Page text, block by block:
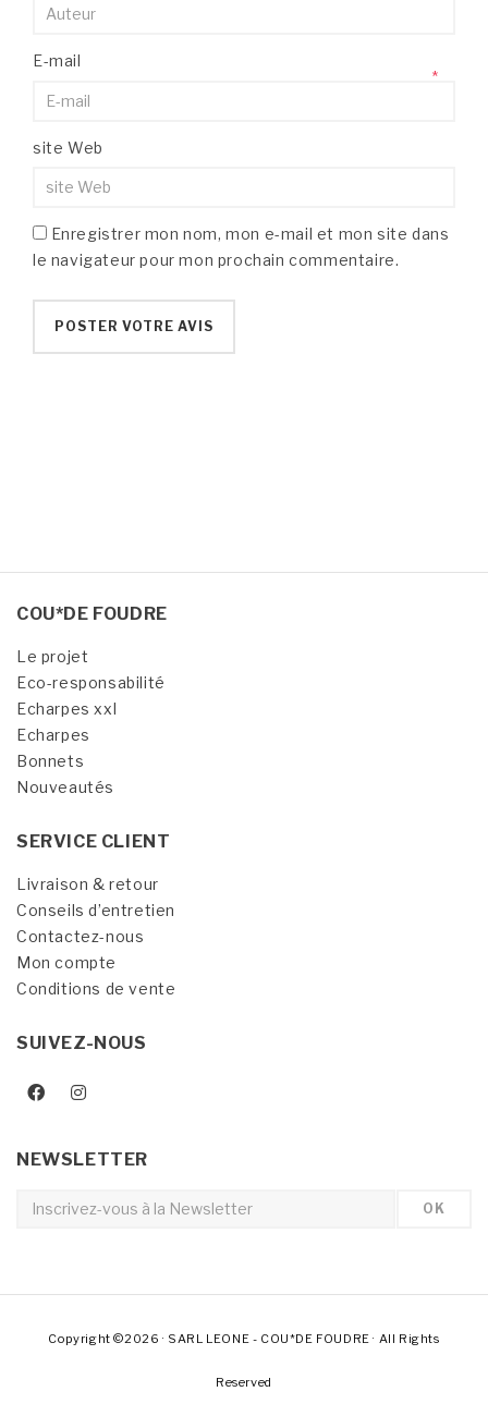
E-mail
*
site Web
Enregistrer mon nom, mon e-mail et mon site dans
le navigateur pour mon prochain commentaire.
COU*DE FOUDRE
Le projet
Eco-responsabilité
Echarpes xxl
Echarpes
Bonnets
Nouveautés
SERVICE CLIENT
Livraison & retour
Conseils d’entretien
Contactez-nous
Mon compte
Conditions de vente
SUIVEZ-NOUS
NEWSLETTER
Copyright ©2026 · SARL LEONE - COU*DE FOUDRE · All Rights
Reserved